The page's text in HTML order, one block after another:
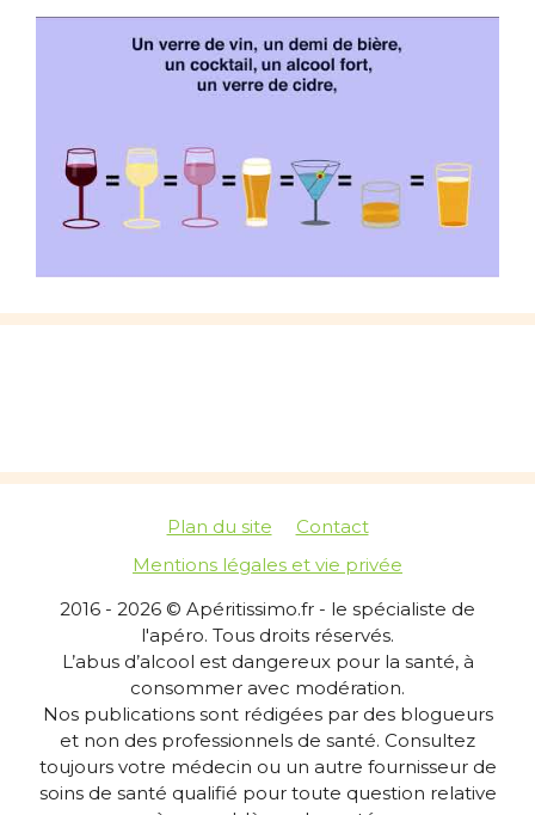
Plan du site
Contact
Mentions légales et vie privée
2016 - 2026 © Apéritissimo.fr - le spécialiste de
l'apéro. Tous droits réservés.
L’abus d’alcool est dangereux pour la santé, à
consommer avec modération.
Nos publications sont rédigées par des blogueurs
et non des professionnels de santé. Consultez
toujours votre médecin ou un autre fournisseur de
soins de santé qualifié pour toute question relative